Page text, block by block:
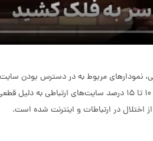
نمودارهای مربوط به در دسترس بودن
وضعیت «مطلوب نیست». وی تأکید کرد که در هر لحظه بین ۱۰ تا ۱۵ درصد
اختلال در ارتباطات و اینترنت شده است.